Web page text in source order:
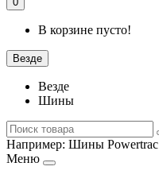
В корзине пусто!
Везде
Везде
Шины
Например: Шины Powertrac
Меню